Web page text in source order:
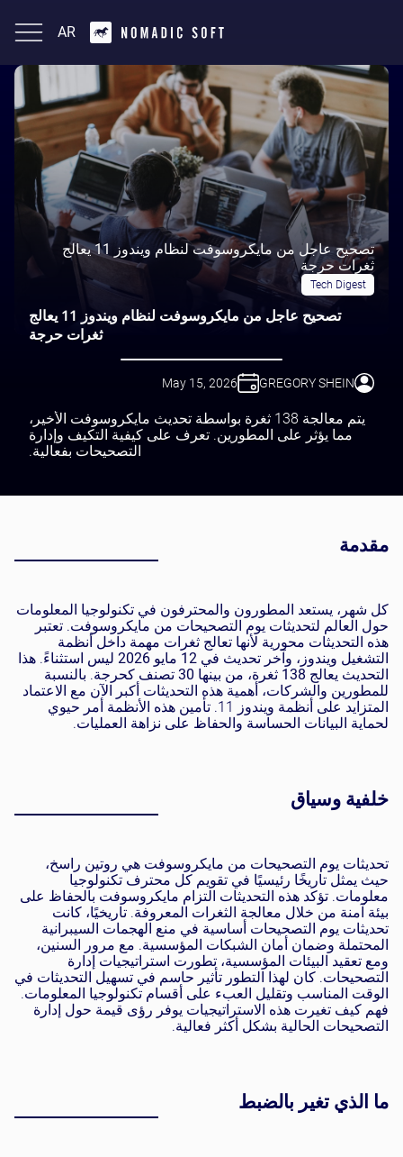
AR
English
تصحيح عاجل من مايكروسوفت لنظام ويندوز 11 يعالج
ثغرات حرجة
Tech Digest
تصحيح عاجل من مايكروسوفت لنظام ويندوز 11 يعالج
ثغرات حرجة
GREGORY SHEIN
May 15, 2026
يتم معالجة 138 ثغرة بواسطة تحديث مايكروسوفت الأخير،
مما يؤثر على المطورين. تعرف على كيفية التكيف وإدارة
التصحيحات بفعالية.
مقدمة
كل شهر، يستعد المطورون والمحترفون في تكنولوجيا المعلومات
حول العالم لتحديثات يوم التصحيحات من مايكروسوفت. تعتبر
هذه التحديثات محورية لأنها تعالج ثغرات مهمة داخل أنظمة
التشغيل ويندوز، وآخر تحديث في 12 مايو 2026
ليس استثناءً. هذا
التحديث يعالج 138 ثغرة ، من بينها 30 تصنف كحرجة. بالنسبة
للمطورين والشركات، أهمية هذه التحديثات أكبر الآن مع الاعتماد
المتزايد على أنظمة ويندوز 11. تأمين هذه الأنظمة أمر حيوي
لحماية البيانات الحساسة والحفاظ على نزاهة العمليات.
خلفية وسياق
تحديثات يوم التصحيحات من مايكروسوفت هي روتين راسخ،
حيث يمثل تاريخًا رئيسيًا في تقويم كل محترف تكنولوجيا
معلومات. تؤكد هذه التحديثات التزام مايكروسوفت بالحفاظ على
بيئة آمنة من خلال معالجة الثغرات المعروفة. تاريخيًا، كانت
تحديثات يوم التصحيحات أساسية في منع الهجمات السيبرانية
المحتملة وضمان أمان الشبكات المؤسسية. مع مرور السنين،
ومع تعقيد البيئات المؤسسية، تطورت استراتيجيات إدارة
التصحيحات. كان لهذا التطور تأثير حاسم في تسهيل التحديثات في
الوقت المناسب وتقليل العبء على أقسام تكنولوجيا المعلومات.
فهم كيف تغيرت هذه الاستراتيجيات يوفر رؤى قيمة حول إدارة
التصحيحات الحالية بشكل أكثر فعالية.
ما الذي تغير بالضبط